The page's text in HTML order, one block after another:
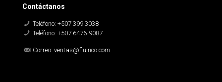
Contáctanos
Teléfono: +507 399 3038
Teléfono: +507 6476-9087
Correo: ventas@fluinco.com